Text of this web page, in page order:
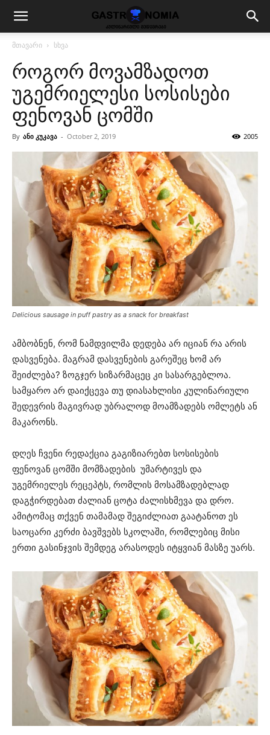
მთავარი სხვა
როგორ მოვამზადოთ
უგემრიელესი სოსისები
ფენოვან ცომში
By ანი კუკავა - October 2, 2019 2005
Delicious sausage in puff pastry as a snack for breakfast
ამბობნენ, რომ ნამდვილმა დედება არ იციან რა არის
დასვენება. მაგრამ დასვენების გარეშეც ხომ არ
შეიძლება? ზოგჯერ სიზარმაცეც კი სასარგებლოა.
სამყარო არ დაიქცევა თუ დიასახლისი კულინარიული
შედევრის მაგივრად უბრალოდ მოამზადებს ომლეტს ან
მაკარონს.
დღეს ჩვენი რედაქცია გაგიზიარებთ სოსისების
ფენოვან ცომში მომზადების უმარტივეს და
უგემრიელეს რეცეპტს, რომლის მოსამზადებლად
დაგჭირდებათ ძალიან ცოტა ძალისხმევა და დრო.
ამიტომაც თქვენ თამამად შეგიძლიათ გაატანოთ ეს
საოცარი კერძი ბავშვებს სკოლაში, რომლებიც მისი
ერთი გასინჯვის შემდეგ არასოდეს იტყვიან მასზე უარს.